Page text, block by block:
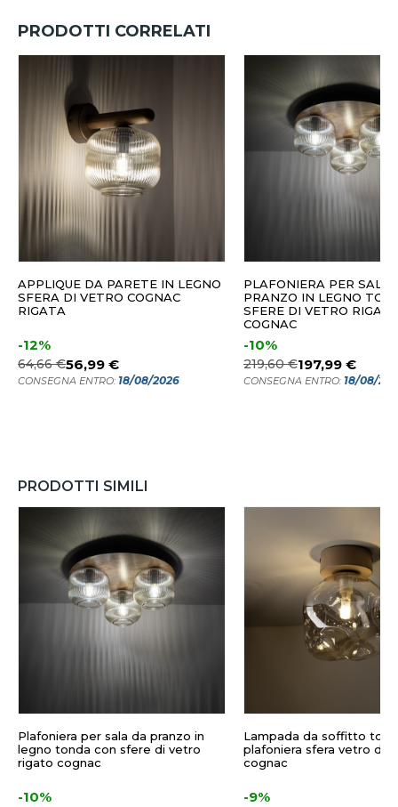
PRODOTTI CORRELATI
APPLIQUE DA PARETE IN LEGNO
SFERA DI VETRO COGNAC
RIGATA
-12%
64,66 €56,99 €
CONSEGNA ENTRO: 18/08/2026
PLAFONIERA PER SALA
PRANZO IN LEGNO
SFERE DI VETRO
COGNAC
-10%
219,60 €197,99 €
CONSEGNA ENTRO: 18/08/
PRODOTTI SIMILI
Plafoniera per sala da pranzo in
legno tonda con sfere di vetro
rigato cognac
-10%
Lampada da soffitto
plafoniera sfera vetro
cognac
-9%